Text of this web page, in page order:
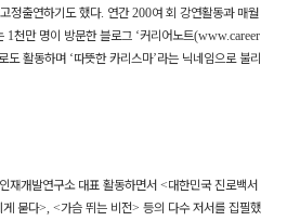
정출연하기도 했다. 연간200여 회 강연활동과 매월
1천만 명이 방문한 블로그 ‘커리어노트(www.career
도 활동하며 ‘따뜻한 카리스마’라는 닉네임으로 불리
인재개발연구소 대표 활동하면서 <대한민국 진로백서
게 묻다>, <가슴 뛰는 비전> 등의 다수 저서를 집필했